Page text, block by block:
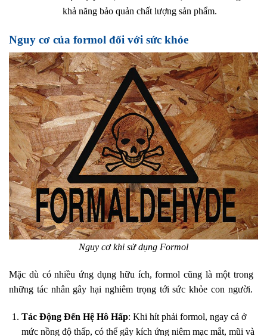
khả năng bảo quản chất lượng sản phẩm.
Nguy cơ của formol đối với sức khỏe
Nguy cơ khi sử dụng Formol
Mặc dù có nhiều ứng dụng hữu ích, formol cũng là một trong
những tác nhân gây hại nghiêm trọng tới sức khỏe con người.
Tác Động Đến Hệ Hô Hấp: Khi hít phải formol, ngay cả ở
mức nồng độ thấp, có thể gây kích ứng niêm mạc mắt, mũi và